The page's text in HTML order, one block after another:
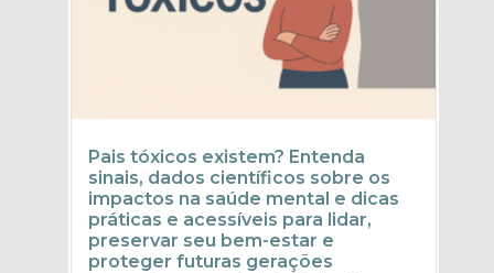
Pais tóxicos existem? Entenda
sinais, dados científicos sobre os
impactos na saúde mental e dicas
práticas e acessíveis para lidar,
preservar seu bem-estar e
proteger futuras gerações